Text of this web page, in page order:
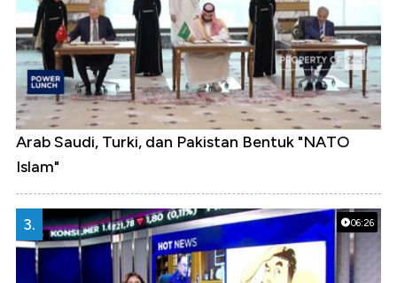
Arab Saudi, Turki, dan Pakistan Bentuk "NATO
Islam"
06:26
3.